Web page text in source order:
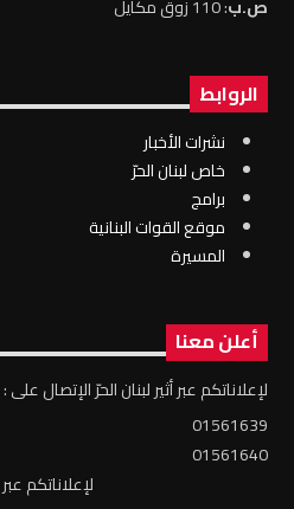
ص.ب: 110 زوق مكايل
الروابط
نشرات الأخبار
خاص لبنان الحرّ
برامج
موقع القوات البنانية
المسيرة
أعلن معنا
لإعلاناتكم عبر أثير لبنان الحرّ الإتصال على :
01561639
01561640
لإعلاناتكم عبر